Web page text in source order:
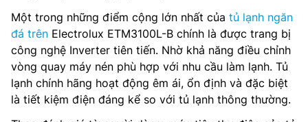
Một trong những điểm cộng lớn nhất của tủ lạnh ngăn
đá trên Electrolux ETM3100L-B chính là được trang bị
công nghệ Inverter tiên tiến. Nhờ khả năng điều chỉnh
vòng quay máy nén phù hợp với nhu cầu làm lạnh. Tủ
lạnh chính hãng hoạt động êm ái, ổn định và đặc biệt
là tiết kiệm điện đáng kể so với tủ lạnh thông thường.